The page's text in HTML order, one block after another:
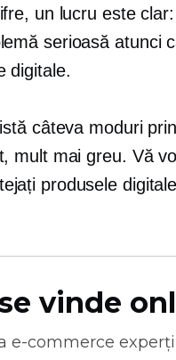
un lucru este clar:
serioasă atunci
digitale.
câteva moduri
mult mai greu. Vă
produsele
vinde
e-commerce